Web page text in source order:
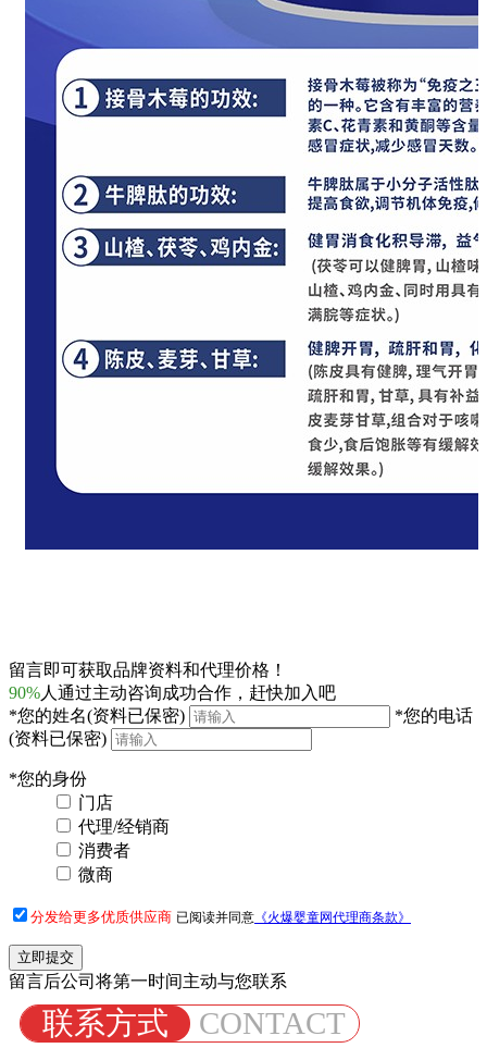
留言即可获取品牌资料和代理价格！
90%人通过主动咨询成功合作，赶快加入吧
*您的姓名(资料已保密) *您的电话
(资料已保密)
*您的身份
门店
代理/经销商
消费者
微商
分发给更多优质供应商 已阅读并同意 《火爆婴童网代理商条款》
留言后公司将第一时间主动与您联系
联系方式 CONTACT